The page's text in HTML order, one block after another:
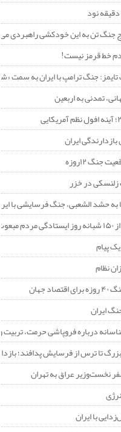
جنگ تن به این خودکشی راهبردی می‌دهد؟
نود
جنگ تن به این خودکشی راهبردی
خط قرمز نیست!
تایمز: جنگ ترامپ با ایران به
تمدنی به اربعین
ایران
جنگ ۱۲روزه
در خزر
به حشد الشعبی، جنگ فرسایشی با
شده
پیام
نظام
جهان
ایران
درباره فروپاشی حرمت،
تا ترس از فرسایش پدافند؛
نخست‌وزیر عراق به تهران
با ایران